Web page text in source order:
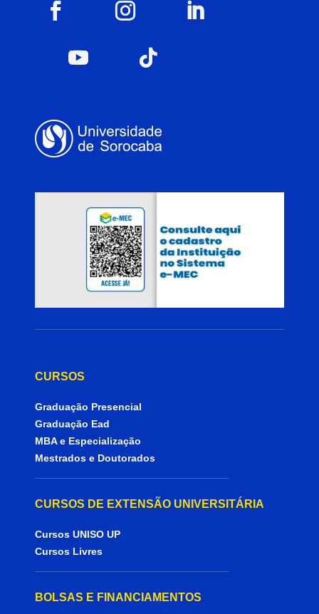
CURSOS
Graduação Presencial
Graduação Ead
MBA e Especialização
Mestrados e Doutorados
CURSOS DE EXTENSÃO UNIVERSITÁRIA
Cursos UNISO UP
Cursos Livres
BOLSAS E FINANCIAMENTOS